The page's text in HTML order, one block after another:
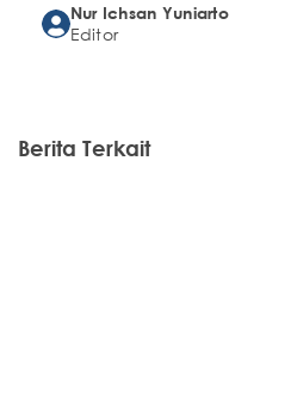
Nur Ichsan Yuniarto
Editor
Berita Terkait